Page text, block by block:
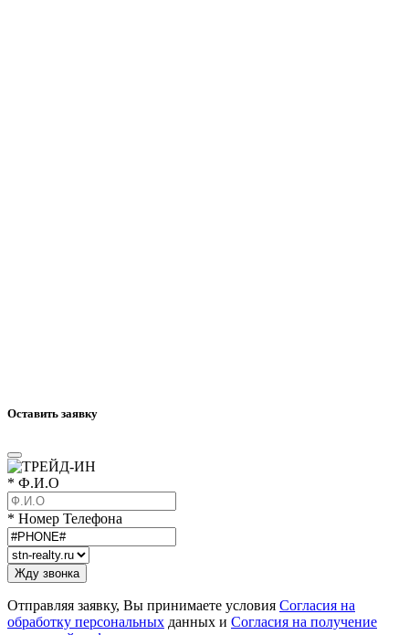
Оставить заявку
* Ф.И.О
* Номер Телефона
Отправляя заявку, Вы принимаете условия Согласия на
обработку персональных данных и Согласия на получение